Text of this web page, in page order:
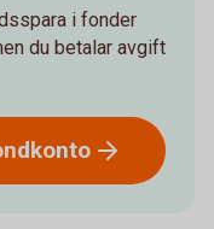
i fonder
du betalar avgift